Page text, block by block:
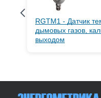
RGTM1 - Датчик
дымовых газов,
выходом